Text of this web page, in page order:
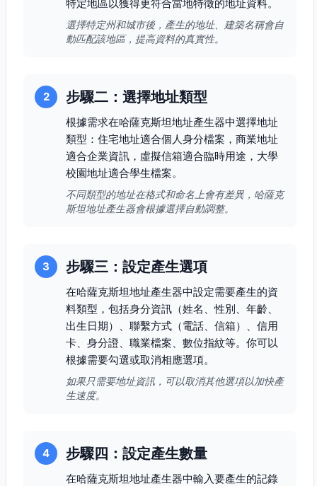
特定地區以獲得更符合當地特徵的地址資料。
選擇特定州和城市後，產生的地址、建築名稱會自
動匹配該地區，提高資料的真實性。
2 步驟二：選擇地址類型
根據需求在哈薩克斯坦地址產生器中選擇地址
類型：住宅地址適合個人身分檔案，商業地址
適合企業資訊，虛擬信箱適合臨時用途，大學
校園地址適合學生檔案。
不同類型的地址在格式和命名上會有差異，哈薩克
斯坦地址產生器會根據選擇自動調整。
3 步驟三：設定產生選項
在哈薩克斯坦地址產生器中設定需要產生的資
料類型，包括身分資訊（姓名、性別、年齡、
出生日期）、聯繫方式（電話、信箱）、信用
卡、身分證、職業檔案、數位指紋等。你可以
根據需要勾選或取消相應選項。
如果只需要地址資訊，可以取消其他選項以加快產
生速度。
4 步驟四：設定產生數量
在哈薩克斯坦地址產生器中輸入要產生的記錄